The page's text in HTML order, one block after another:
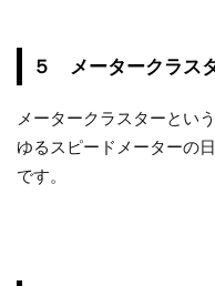
５ メータークラス
メータークラスターとい
ゆるスピードメーターの
です。